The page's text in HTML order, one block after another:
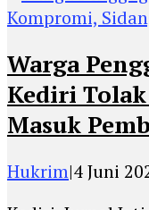
Warga
Kediri
Masuk
Hukrim|4 Juni